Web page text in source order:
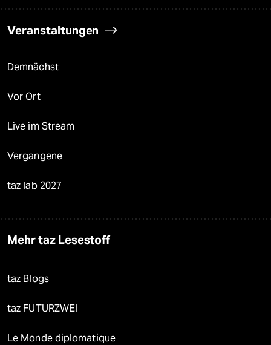
Veranstaltungen
Demnächst
Vor Ort
Live im Stream
Vergangene
taz lab 2027
Mehr taz Lesestoff
taz Blogs
taz FUTURZWEI
Le Monde diplomatique